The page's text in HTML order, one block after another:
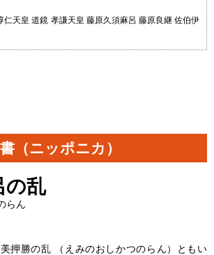
仁天皇 道鏡 孝謙天皇 藤原久須麻呂 藤原良継 佐伯伊
（ニッポニカ）
の乱
らん
押勝の乱 （えみのおしかつのらん）ともい